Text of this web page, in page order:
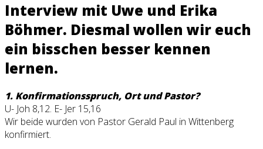
Interview mit Uwe und Erika
Böhmer. Diesmal wollen wir euch
ein bisschen besser kennen
lernen.
1. Konfirmationsspruch, Ort und Pastor?
U- Joh 8,12. E- Jer 15,16
Wir beide wurden von Pastor Gerald Paul in Wittenberg
konfirmiert.